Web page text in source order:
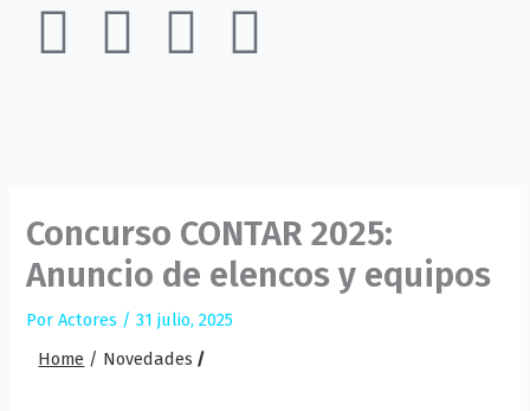
I
t
a
g
r
F
e
b
o
o
T
t
t
e
r
Y
t
u
Concurso CONTAR 2025:
Anuncio de elencos y equipos
PorActores /31 julio, 2025
Home / Novedades /